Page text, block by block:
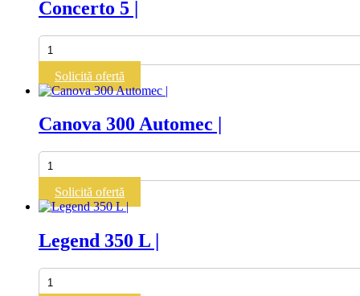
Concerto 5 |
Cantitate
Concerto
|
Solicită ofertă
Canova 300 Automec |
Cantitate
Canova
300
Automec
|
Solicită ofertă
Legend 350 L |
Cantitate
Legend